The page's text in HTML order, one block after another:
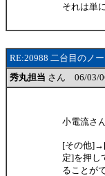
それは単
RE:20988 二台目のノ
秀丸担当 さん 06/03/
小電流さ
[その他
定]を押し
ることが